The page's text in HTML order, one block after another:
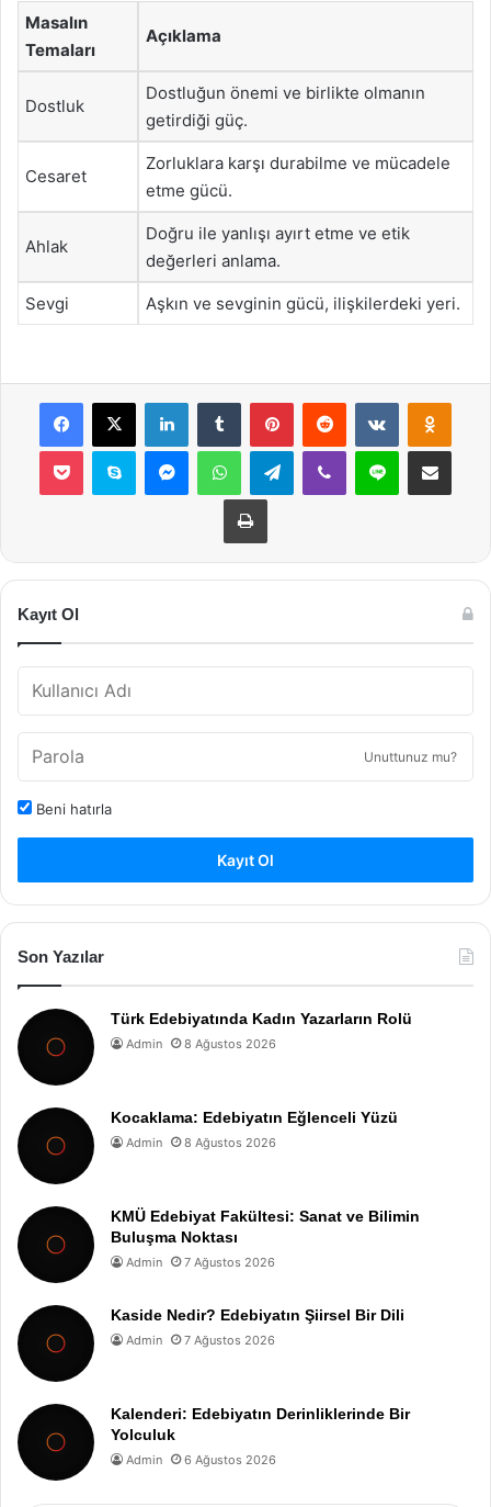
Masalın
Temaları
Açıklama
Dostluk
Dostluğun önemi ve birlikte olmanın
getirdiği güç.
Cesaret
Zorluklara karşı durabilme ve mücadele
etme gücü.
Ahlak
Doğru ile yanlışı ayırt etme ve etik
değerleri anlama.
Sevgi Aşkın ve sevginin gücü, ilişkilerdeki yeri.
Facebook
X LinkedInTumblr PinterestReddit VKontakte
Pocket Skype MessengerWhatsAppTelegramViber Line E-Posta ile
Yazdır
Kayıt Ol
Unuttunuz mu?
Beni hatırla
Kayıt Ol
Son Yazılar
Türk Edebiyatında Kadın Yazarların Rolü
Admin 8 Ağustos 2026
Kocaklama: Edebiyatın Eğlenceli Yüzü
Admin 8 Ağustos 2026
KMÜ Edebiyat Fakültesi: Sanat ve Bilimin
Buluşma Noktası
Admin 7 Ağustos 2026
Kaside Nedir? Edebiyatın Şiirsel Bir Dili
Admin 7 Ağustos 2026
Kalenderi: Edebiyatın Derinliklerinde Bir
Yolculuk
Admin 6 Ağustos 2026